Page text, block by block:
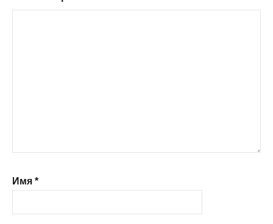
Имя *